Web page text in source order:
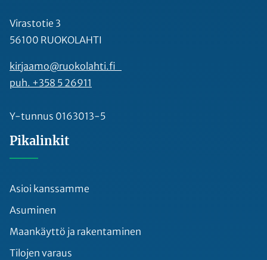
Virastotie 3
56100 RUOKOLAHTI
kirjaamo@ruokolahti.fi
puh. +358 5 26911
Y-tunnus 0163013-5
Pikalinkit
Asioi kanssamme
Asuminen
Maankäyttö ja rakentaminen
Tilojen varaus